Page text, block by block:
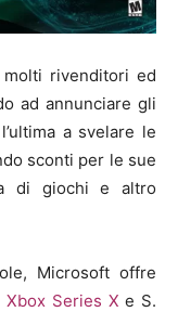
rivenditori ed
ad annunciare gli
a svelare le
sconti per le sue
di giochi e altro
Microsoft offre
Xbox Series X e S.